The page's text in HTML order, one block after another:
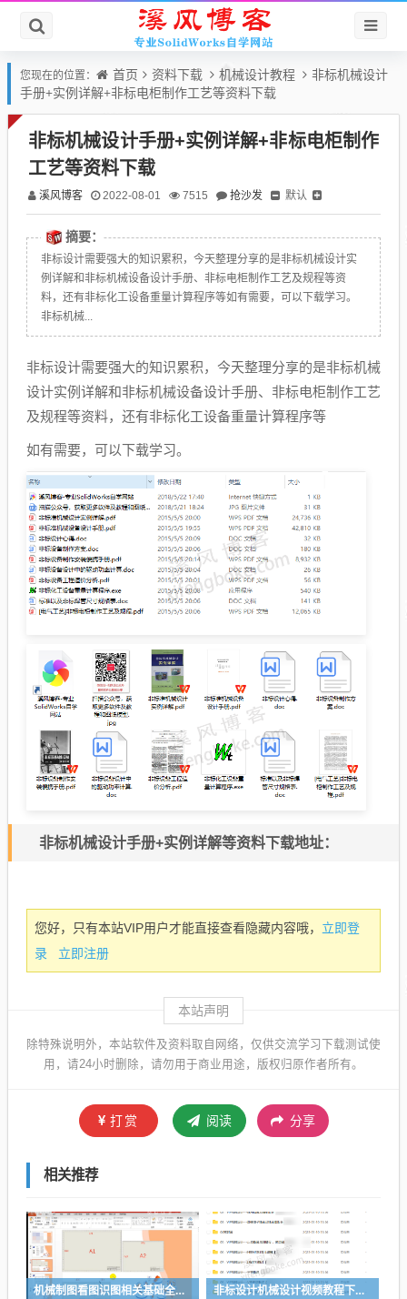
您现在的位置： 首页 资料下载 机械设计教程
非标机械设计
手册+实例详解+非标电柜制作工艺等资料下载
非标机械设计手册+实例详解+非标电柜制作
工艺等资料下载
溪风博客 2022-08-01 7515 抢沙发 默认
摘要：
非标设计需要强大的知识累积，今天整理分享的是非标机械设计实
例详解和非标机械设备设计手册、非标电柜制作工艺及规程等资
料，还有非标化工设备重量计算程序等如有需要，可以下载学习。
非标机械...
非标设计需要强大的知识累积，今天整理分享的是非标机械
设计实例详解和非标机械设备设计手册、非标电柜制作工艺
及规程等资料，还有非标化工设备重量计算程序等
如有需要，可以下载学习。
非标机械设计手册+实例详解等资料下载地址：
您好，只有本站VIP用户才能直接查看隐藏内容哦， 立即登
录
立即注册
本站声明
除特殊说明外，本站软件及资料取自网络，仅供交流学习下载测试使
用，请24小时删除，请勿用于商业用途，版权归原作者所有。
打赏 阅读 分享
相关推荐
机械制图看图识图相关基础全套视频教程 非标设计机械设计视频教程下载（推荐）